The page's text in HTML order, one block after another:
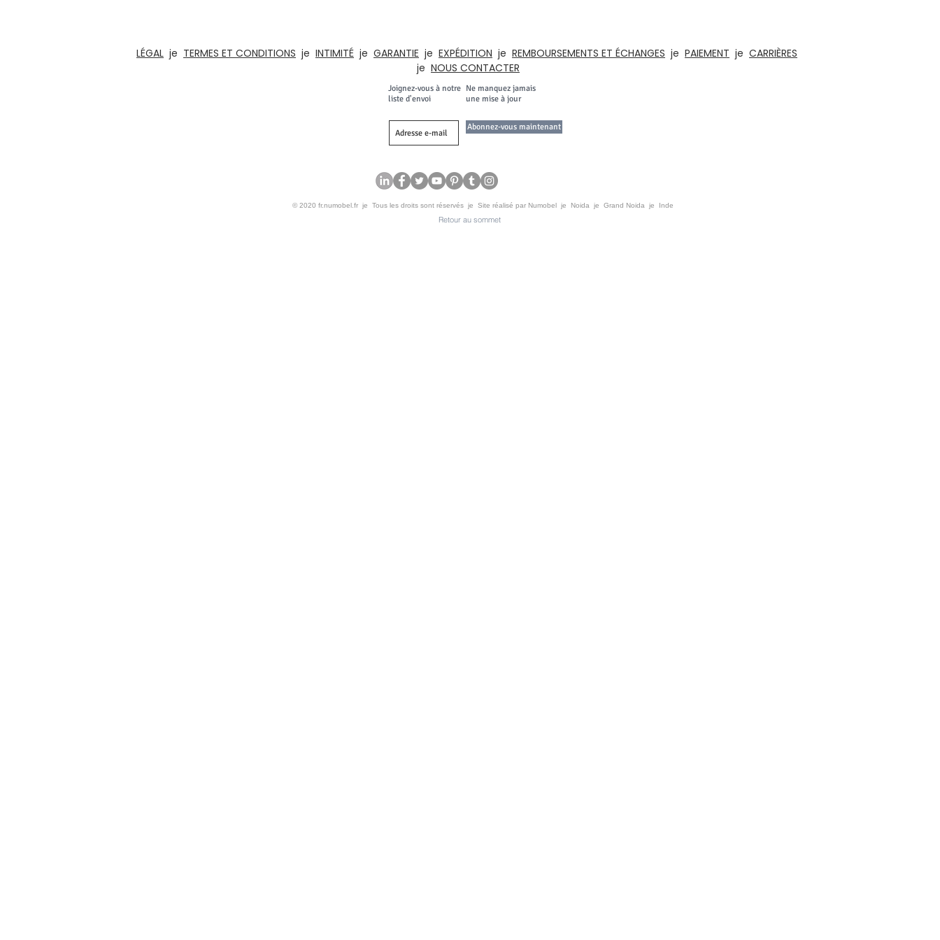
LÉGAL je TERMES ET CONDITIONS je INTIMITÉ je GARANTIE je EXPÉDITION je REMBOURSEMENTS ET ÉCHANGES je PAIEMENT je CARRIÈRES
je NOUS CONTACTER
Joignez-vous à notre
liste d'envoi
Ne manquez jamais
une mise à jour
Abonnez-vous maintenant
© 2020 fr.numobel.fr je Tous les droits sont réservés je Site réalisé par Numobel je Noida je Grand Noida je Inde
Retour au sommet